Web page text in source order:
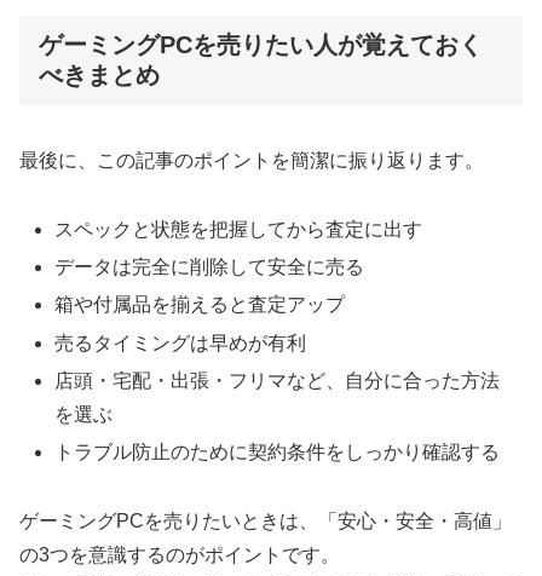
ゲーミングPCを売りたい人が覚えておく
べきまとめ
最後に、この記事のポイントを簡潔に振り返ります。
スペックと状態を把握してから査定に出す
データは完全に削除して安全に売る
箱や付属品を揃えると査定アップ
売るタイミングは早めが有利
店頭・宅配・出張・フリマなど、自分に合った方法
を選ぶ
トラブル防止のために契約条件をしっかり確認する
ゲーミングPCを売りたいときは、「安心・安全・高値」
の3つを意識するのがポイントです。